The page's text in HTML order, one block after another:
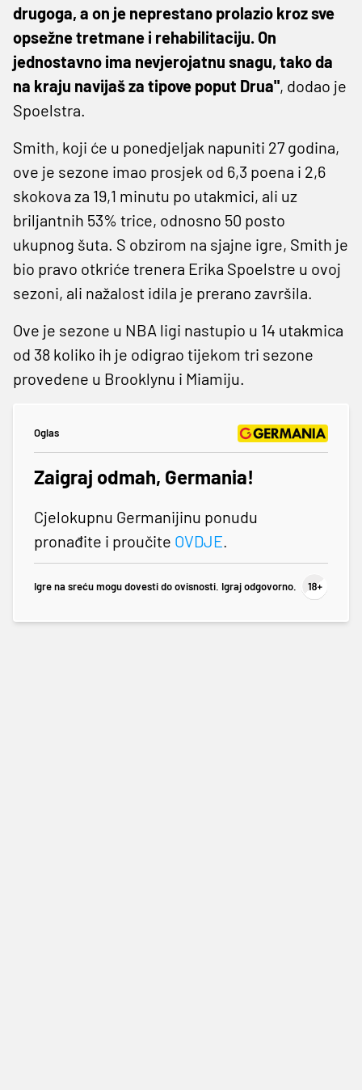
drugoga, a on je neprestano prolazio kroz sve
opsežne tretmane i rehabilitaciju. On
jednostavno ima nevjerojatnu snagu, tako da
na kraju navijaš za tipove poput Drua", dodao je
Spoelstra.
Smith, koji će u ponedjeljak napuniti 27 godina,
ove je sezone imao prosjek od 6,3 poena i 2,6
skokova za 19,1 minutu po utakmici, ali uz
briljantnih 53% trice, odnosno 50 posto
ukupnog šuta. S obzirom na sjajne igre, Smith je
bio pravo otkriće trenera Erika Spoelstre u ovoj
sezoni, ali nažalost idila je prerano završila.
Ove je sezone u NBA ligi nastupio u 14 utakmica
od 38 koliko ih je odigrao tijekom tri sezone
provedene u Brooklynu i Miamiju.
Oglas
Zaigraj odmah, Germania!
Cjelokupnu Germanijinu ponudu
pronađite i proučite OVDJE.
Igre na sreću mogu dovesti do ovisnosti. Igraj odgovorno.